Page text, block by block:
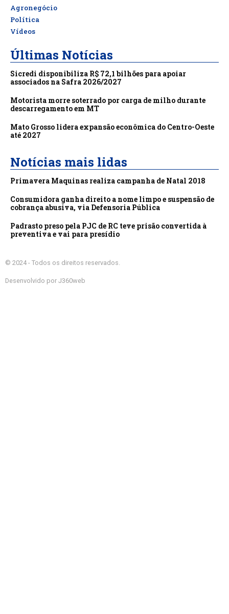
Agronegócio
Política
Vídeos
Últimas Notícias
Sicredi disponibiliza R$ 72,1 bilhões para apoiar
associados na Safra 2026/2027
Motorista morre soterrado por carga de milho durante
descarregamento em MT
Mato Grosso lidera expansão econômica do Centro-Oeste
até 2027
Notícias mais lidas
Primavera Maquinas realiza campanha de Natal 2018
Consumidora ganha direito a nome limpo e suspensão de
cobrança abusiva, via Defensoria Pública
Padrasto preso pela PJC de RC teve prisão convertida à
preventiva e vai para presídio
© 2024 - Todos os direitos reservados.
Desenvolvido por J360web